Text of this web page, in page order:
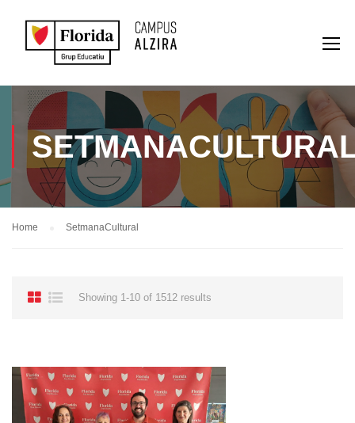
Home SetmanaCultural
Showing 1-10 of 1512 results